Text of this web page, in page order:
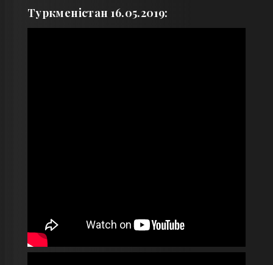
Туркменiстан 16.05.2019: